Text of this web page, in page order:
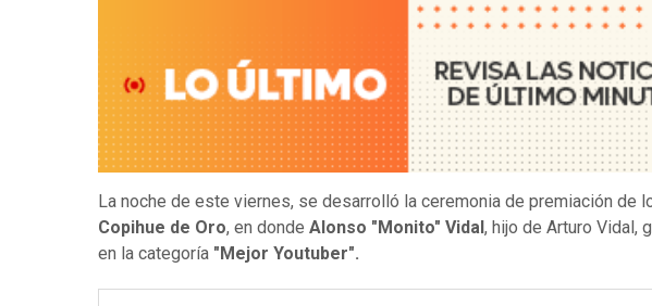
La noche de este viernes, se desarrolló la ceremonia de premiación de
Copihue de Oro, en donde Alonso "Monito" Vidal , hijo de Arturo Vidal,
en la categoría "Mejor Youtuber".